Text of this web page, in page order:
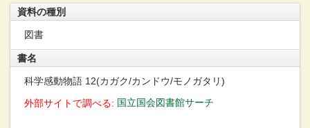
資料の種別
図書
書名
科学感動物語 12(カガク/カンドウ/モノガタリ)
外部サイトで調べる: 国立国会図書館サーチ